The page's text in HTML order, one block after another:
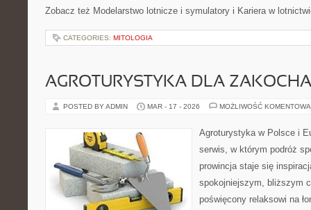
Zobacz też Modelarstwo lotnicze i symulatory i Kariera w
CATEGORIES: MITOLOGIA
AGROTURYSTYKA DLA
POSTED BY ADMIN MAR - 17 - 2026 MOŻLIWOŚĆ
Agroturystyka w Polsce i
serwis, w którym podróż
prowincja staje się
spokojniejszym, bliższym
poświęcony relaksowi na